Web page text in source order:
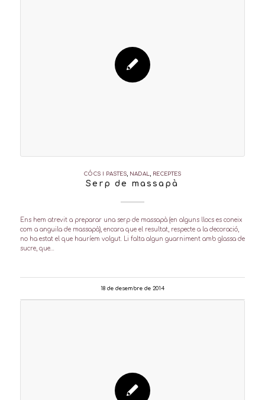
CÓCS I PASTES, NADAL, RECEPTES
Serp de massapà
Ens hem atrevit a preparar una serp de massapà (en alguns llocs es coneix
com a anguila de massapà), encara que el resultat, respecte a la decoració,
no ha estat el que hauríem volgut. Li falta algun guarniment amb glassa de
sucre, que…
18 de desembre de 2014